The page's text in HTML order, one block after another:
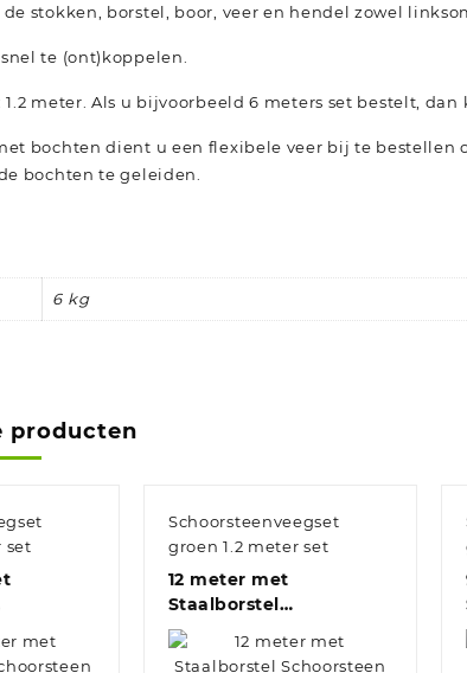
stokken, borstel, boor, veer en hendel zowel
te (ont)koppelen.
meter. Als u bijvoorbeeld 6 meters set bestelt,
bochten dient u een flexibele veer bij te bestellen
bochten te geleiden.
6 kg
producten
set
Schoorsteenveegset
groen 1.2 meter set
12 meter met
Staalborstel
Schoorsteen...